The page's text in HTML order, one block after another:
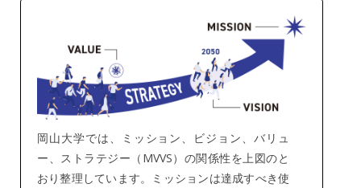
岡山大学では、ミッション、ビジョン、バリュ
ー、ストラテジー（MVVS）の関係性を上図のと
おり整理しています。ミッションは達成すべき使